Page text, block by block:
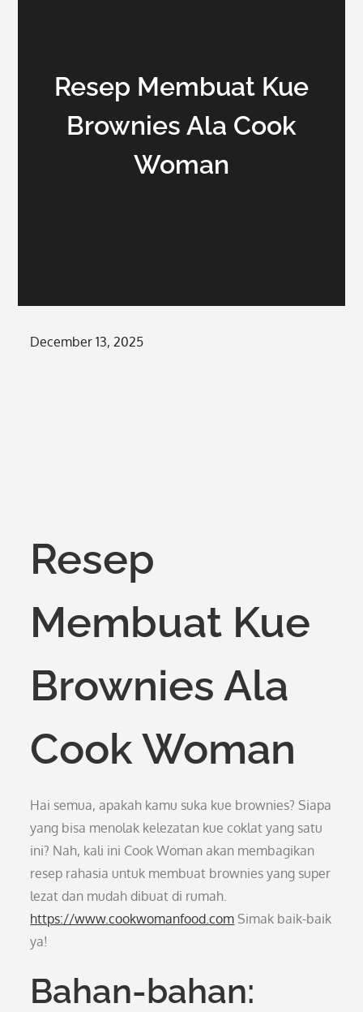
Resep Membuat Kue
Brownies Ala Cook
Woman
Posted
December 13, 2025
Resep
Membuat Kue
Brownies Ala
Cook Woman
Hai semua, apakah kamu suka kue brownies? Siapa
yang bisa menolak kelezatan kue coklat yang satu
ini? Nah, kali ini Cook Woman akan membagikan
resep rahasia untuk membuat brownies yang super
lezat dan mudah dibuat di rumah.
https://www.cookwomanfood.com Simak baik-baik
ya!
Bahan-bahan: